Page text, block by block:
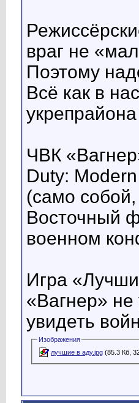
враг не
Поэтому
Всё как в
ЧВК
Duty:
(само
Восточный
военном
Игра
«Вагнер» не
увидеть
Изображения
лучшие в аду.jpg (85.3 Кб,